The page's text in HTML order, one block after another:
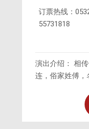
订票热线：
55731818
演出介绍： 相传佛祖释迦牟尼的弟子目犍
连，俗家姓傅，
法，广结善缘
经，戒杀放生